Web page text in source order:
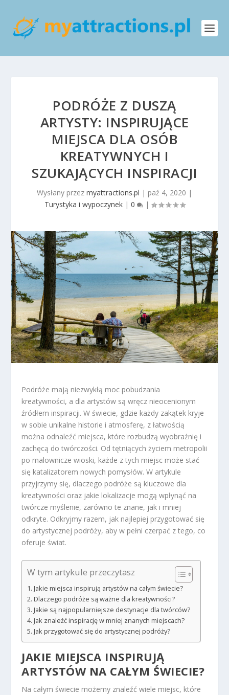
PODRÓŻE Z DUSZĄ
ARTYSTY: INSPIRUJĄCE
MIEJSCA DLA OSÓB
KREATYWNYCH I
SZUKAJĄCYCH INSPIRACJI
Wysłany przez myattractions.pl | paź 4, 2020 |
Turystyka i wypoczynek| 0 |
Podróże mają niezwykłą moc pobudzania
kreatywności, a dla artystów są wręcz nieocenionym
źródłem inspiracji. W świecie, gdzie każdy zakątek kryje
w sobie unikalne historie i atmosferę, z łatwością
można odnaleźć miejsca, które rozbudzą wyobraźnię i
zachęcą do twórczości. Od tętniących życiem metropolii
po malownicze wioski, każde z tych miejsc może stać
się katalizatorem nowych pomysłów. W artykule
przyjrzymy się, dlaczego podróże są kluczowe dla
kreatywności oraz jakie lokalizacje mogą wpłynąć na
twórcze myślenie, zarówno te znane, jak i mniej
odkryte. Odkryjmy razem, jak najlepiej przygotować się
do artystycznej podróży, aby w pełni czerpać z tego, co
oferuje świat.
W tym artykule przeczytasz
Jakie miejsca inspirują artystów na całym świecie?
Dlaczego podróże są ważne dla kreatywności?
Jakie są najpopularniejsze destynacje dla twórców?
Jak znaleźć inspirację w mniej znanych miejscach?
Jak przygotować się do artystycznej podróży?
JAKIE MIEJSCA INSPIRUJĄ
ARTYSTÓW NA CAŁYM ŚWIECIE?
Na całym świecie możemy znaleźć wiele miejsc, które